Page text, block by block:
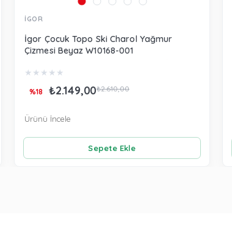
İGOR
İgor Çocuk Topo Ski Charol Yağmur
Çizmesi Beyaz W10168-001
★ ★ ★ ★ ★
₺2.149,00₺2.610,00
%18
Sepete Ekle
Ürünü İncele